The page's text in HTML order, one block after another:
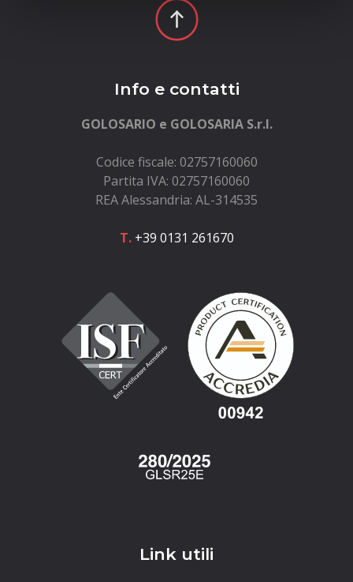
Info e contatti
GOLOSARIO e GOLOSARIA S.r.l.
Codice fiscale: 02757160060
Partita IVA: 02757160060
REA Alessandria: AL-314535
T.+39 0131 261670
Link utili